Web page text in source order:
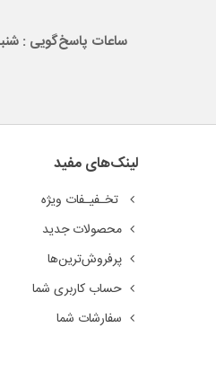
ساعات پاسخ‌گویی : شنبه تا
لینک‌های مفید
تخـفیـفات ویژه
محصولات جدید
پرفروش‌ترین‌ها
حساب کاربری شما
سفارشات شما